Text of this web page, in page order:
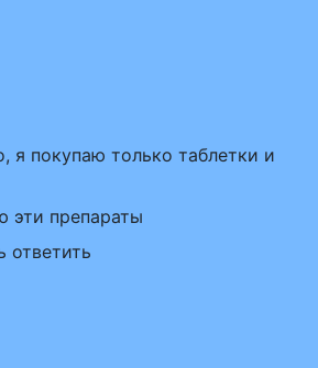
я покупаю только таблетки и
эти препараты
ответить